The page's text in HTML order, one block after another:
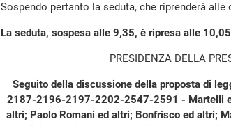
Sospendo pertanto la seduta, che riprenderà alle
La seduta, sospesa alle 9,35, è ripresa alle
PRESIDENZA DELLA
Seguito della discussione della proposta di
2187-2196-2197-2202-2547-2591 - Martelli
altri; Paolo Romani ed altri; Bonfrisco ed altri;